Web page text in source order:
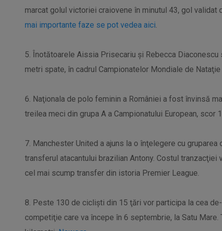
marcat golul victoriei craiovene în minutul 43, gol validat
mai importante faze se pot vedea aici.
5. Înotătoarele Aissia Prisecariu şi Rebecca
metri spate, în cadrul Campionatelor Mondiale de
6. Naţionala de polo feminin a României a fost învinsă
treilea meci din grupa A a Campionatului European, scor
7. Manchester United a ajuns la o înţelegere cu
transferul atacantului brazilian Antony. Costul tranzacţiei
cel mai scump transfer din istoria Premier League.
8. Peste 130 de ciclişti din 15 ţări vor participa la cea
competiţie care va începe în 6 septembrie, la Satu